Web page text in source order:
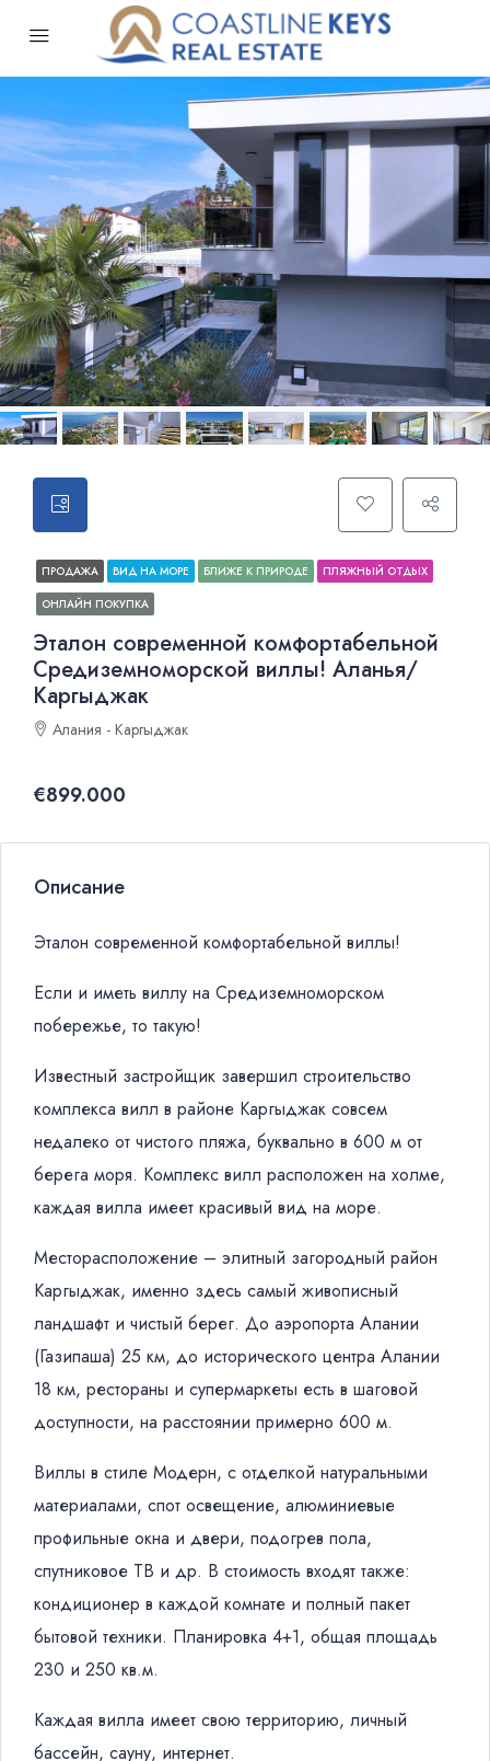
ПРОДАЖА ВИД НА МОРЕ БЛИЖЕ К ПРИРОДЕ
ПЛЯЖНЫЙ ОТДЫХ
ОНЛАЙН ПОКУПКА
Эталон современной комфортабельной
Средиземноморской виллы! Аланья/
Каргыджак
Алания - Каргыджак
€899.000
Описание
Эталон современной комфортабельной виллы!
Если и иметь виллу на Средиземноморском
побережье, то такую!
Известный застройщик завершил строительство
комплекса вилл в районе Каргыджак совсем
недалеко от чистого пляжа, буквально в 600 м от
берега моря. Комплекс вилл расположен на холме,
каждая вилла имеет красивый вид на море.
Месторасположение – элитный загородный район
Каргыджак, именно здесь самый живописный
ландшафт и чистый берег. До аэропорта Алании
(Газипаша) 25 км, до исторического центра Алании
18 км, рестораны и супермаркеты есть в шаговой
доступности, на расстоянии примерно 600 м.
Виллы в стиле Модерн, с отделкой натуральными
материалами, спот освещение, алюминиевые
профильные окна и двери, подогрев пола,
спутниковое ТВ и др. В стоимость входят также:
кондиционер в каждой комнате и полный пакет
бытовой техники. Планировка 4+1, общая площадь
230 и 250 кв.м.
Каждая вилла имеет свою территорию, личный
бассейн, сауну, интернет.